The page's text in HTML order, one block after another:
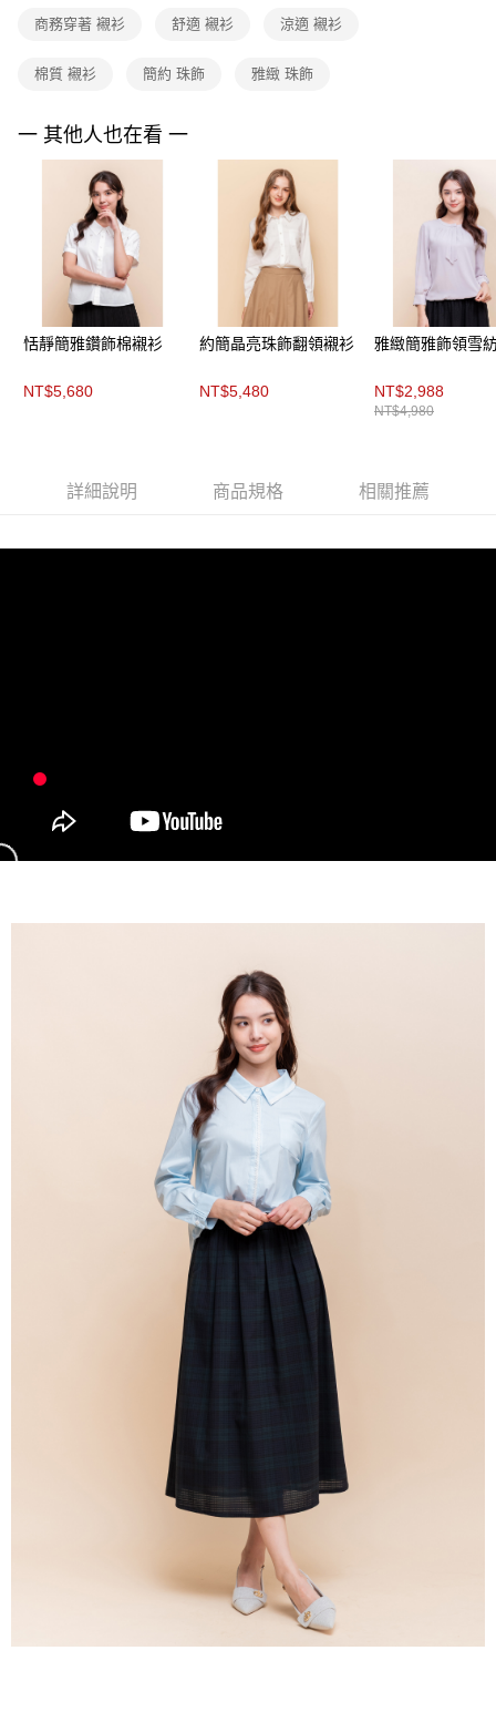
※ 交易是否成功請以「AFTEE先享後付 」之結帳頁面顯示為準，若有關於
客戶支援中心」
https://netprotections.freshdesk.com/support/home
１．透過由恩沛科技股份有限公司提供之「AFTEE先享後付」服務完成之交
易，需依本服務之必要範圍內提供個人資料，並將交易相關給付款項請求債
權轉讓予恩沛科技股份有限公司。
２．關於個人資料處理事宜，請瀏覽以下網址：
https://aftee.tw/terms/#terms3
３．未成年的使用者請事先徵得法定代理人或監護人之同意方可使用
「AFTEE先享後付」，若未經同意申辦者引起之損失，本公司不負相關責
４．使用「AFTEE先享後付」時，將依據個別帳號之用戶狀況，依本公司即
時審查核予不同之上限額度；若仍有額度不足之情形，本公司將視審查結果
請求用戶進行身份認證。
５．嚴禁一人註冊多個帳號或使用他人資訊註冊。若發現惡意使用之情形，
離島宅配 (蘭嶼恕不配送)
免運費
商務穿著 襯衫 舒適 襯衫 涼適 襯衫
棉質 襯衫 簡約 珠飾 雅緻 珠飾
一 其他人也在看 一
恬靜簡雅鑽飾棉襯衫
NT$5,680
約簡晶亮珠飾翻領襯衫
NT$5,480
雅緻簡雅飾領雪
NT$2,988
NT$4,980
詳細說明 商品規格 相關推薦